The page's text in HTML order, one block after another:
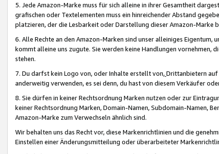
5. Jede Amazon-Marke muss für sich alleine in ihrer Gesamtheit
grafischen oder Textelementen muss ein hinreichender Abstand
platzieren, der die Lesbarkeit oder Darstellung dieser Amazon-Marke
6. Alle Rechte an den Amazon-Marken sind unser alleiniges
kommt alleine uns zugute. Sie werden keine Handlungen vornehmen,
stehen.
7. Du darfst kein Logo von, oder Inhalte erstellt von,Drittanbietern auf
anderweitig verwenden, es sei denn, du hast von diesem Verkäufer
8. Sie dürfen in keiner Rechtsordnung Marken nutzen oder zur
keiner Rechtsordnung Marken, Domain-Namen, Subdomain-Namen,
Amazon-Marke zum Verwechseln ähnlich sind.
Wir behalten uns das Recht vor, diese Markenrichtlinien und die
Einstellen einer Änderungsmitteilung oder überarbeiteter